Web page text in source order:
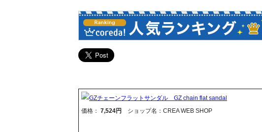
GZチェーンフラットサンダル GZ chain flat sandal
価格： 7,524円 ショップ名：CREA WEB SHOP